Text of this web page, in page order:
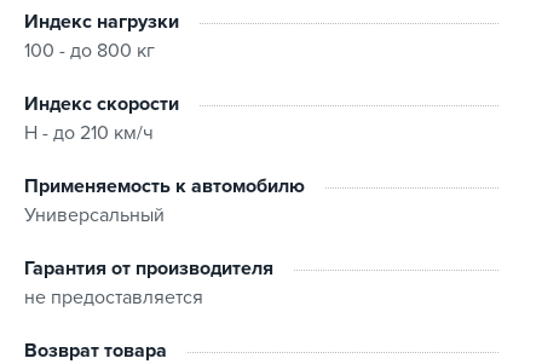
Индекс нагрузки
100 - до 800 кг
Индекс скорости
H - до 210 км/ч
Применяемость к автомобилю
Универсальный
Гарантия от производителя
не предоставляется
Возврат товара